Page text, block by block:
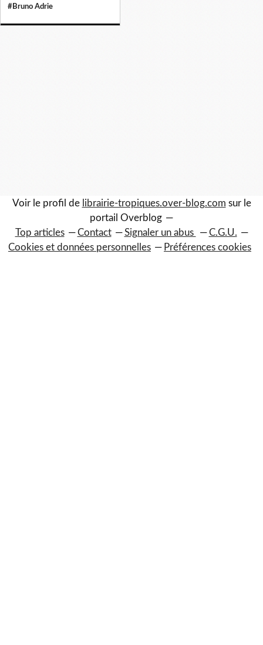
#Bruno Adrie
Voir le profil de librairie-tropiques.over-blog.com sur le
portail Overblog
Top articles
Contact Signaler un abus
C.G.U.
Cookies et données personnelles
Préférences cookies